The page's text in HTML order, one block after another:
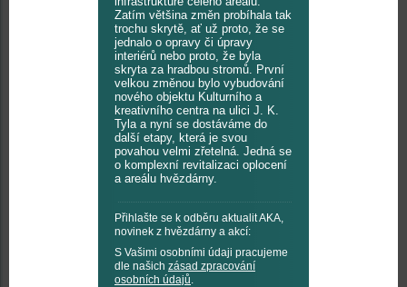
Zatím většina změn probíhala tak
trochu skrytě, ať už proto, že se
jednalo o opravy či úpravy
interiérů nebo proto, že byla
skryta za hradbou stromů. První
velkou změnou bylo vybudování
nového objektu Kulturního a
kreativního centra na ulici J. K.
Tyla a nyní se dostáváme do
další etapy, která je svou
povahou velmi zřetelná. Jedná se
o komplexní revitalizaci oplocení
a areálu hvězdárny.
Přihlašte se k odběru aktualit AKA,
novinek z hvězdárny a akcí:
S Vašimi osobními údaji pracujeme
dle našich zásad zpracování
osobních údajů.